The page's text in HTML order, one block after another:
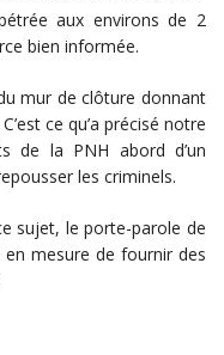
aux environs de 2
bien informée.
mur de clôture donnant
ce qu’a précisé notre
de la PNH abord d’un
les criminels.
sujet, le porte-parole de
en mesure de fournir des